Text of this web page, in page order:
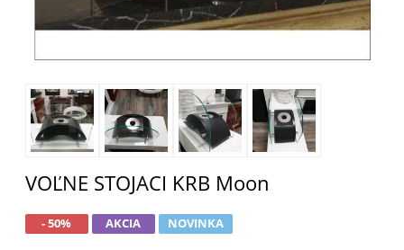
VOĽNE STOJACI KRB Moon
- 50% AKCIA NOVINKA